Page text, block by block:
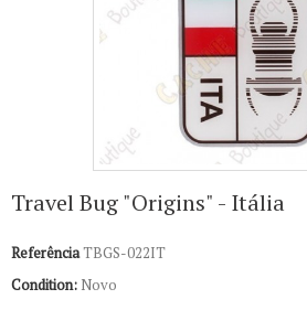
Travel Bug "Origins" - Itália
ReferênciaTBGS-022IT
Condition: Novo